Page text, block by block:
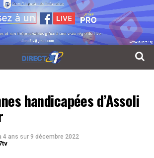
handicapées d’Assoli
4 ans sur 9 décembre 2022